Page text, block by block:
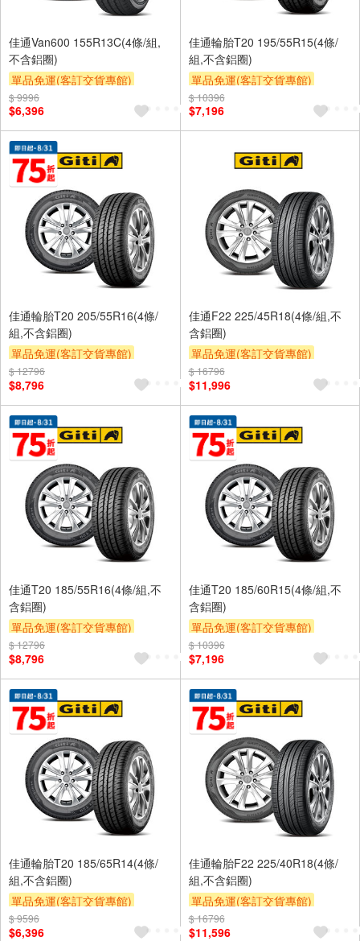
佳通Van600 155R13C(4條/組,
不含鋁圈)
單品免運(客訂交貨專館)
$ 9996
$6,396
佳通輪胎T20 195/55R15(4條/
組,不含鋁圈)
單品免運(客訂交貨專館)
$ 10396
$7,196
佳通輪胎T20 205/55R16(4條/
組,不含鋁圈)
單品免運(客訂交貨專館)
$ 12796
$8,796
佳通F22 225/45R18(4條/組,不
含鋁圈)
單品免運(客訂交貨專館)
$ 16796
$11,996
佳通T20 185/55R16(4條/組,不
含鋁圈)
單品免運(客訂交貨專館)
$ 12796
$8,796
佳通T20 185/60R15(4條/組,不
含鋁圈)
單品免運(客訂交貨專館)
$ 10396
$7,196
佳通輪胎T20 185/65R14(4條/
組,不含鋁圈)
單品免運(客訂交貨專館)
$ 9596
$6,396
佳通輪胎F22 225/40R18(4條/
組,不含鋁圈)
單品免運(客訂交貨專館)
$ 16796
$11,596